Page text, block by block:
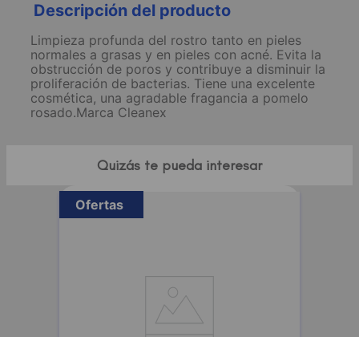
Descripción del producto
Limpieza profunda del rostro tanto en pieles
normales a grasas y en pieles con acné. Evita la
obstrucción de poros y contribuye a disminuir la
proliferación de bacterias. Tiene una excelente
cosmética, una agradable fragancia a pomelo
rosado.Marca Cleanex
Quizás te pueda interesar
Ofertas